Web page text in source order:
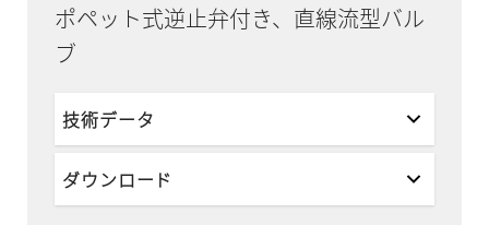
ポペット式逆止弁付き、直線流型バル
ブ
技術データ
ダウンロード